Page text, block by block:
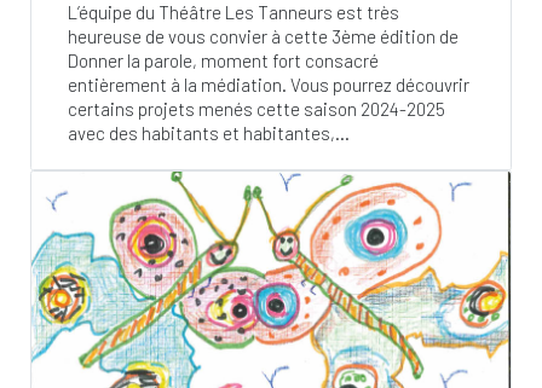
L’équipe du Théâtre Les Tanneurs est très
heureuse de vous convier à cette 3ème édition de
Donner la parole, moment fort consacré
entièrement à la médiation. Vous pourrez découvrir
certains projets menés cette saison 2024-2025
avec des habitants et habitantes,...